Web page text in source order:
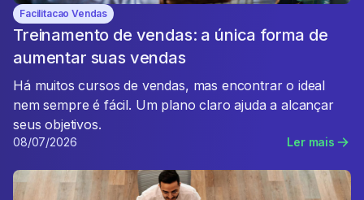
Facilitacao Vendas
Treinamento de vendas: a única forma de
aumentar suas vendas
Há muitos cursos de vendas, mas encontrar o ideal
nem sempre é fácil. Um plano claro ajuda a alcançar
seus objetivos.
08/07/2026 Ler mais